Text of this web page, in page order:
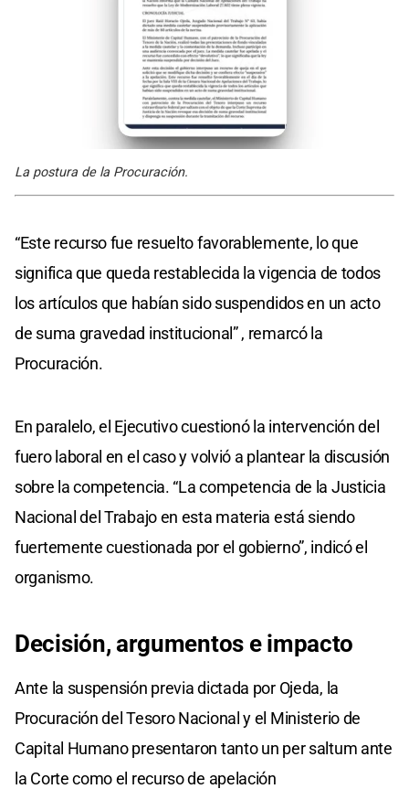
La postura de la Procuración.
“Este recurso fue resuelto favorablemente, lo que
significa que queda restablecida la vigencia de todos
los artículos que habían sido suspendidos en un acto
de suma gravedad institucional” , remarcó la
Procuración.
En paralelo, el Ejecutivo cuestionó la intervención del
fuero laboral en el caso y volvió a plantear la discusión
sobre la competencia. “La competencia de la Justicia
Nacional del Trabajo en esta materia está siendo
fuertemente cuestionada por el gobierno”, indicó el
organismo.
Decisión, argumentos e impacto
Ante la suspensión previa dictada por Ojeda, la
Procuración del Tesoro Nacional y el Ministerio de
Capital Humano presentaron tanto un per saltum ante
la Corte como el recurso de apelación